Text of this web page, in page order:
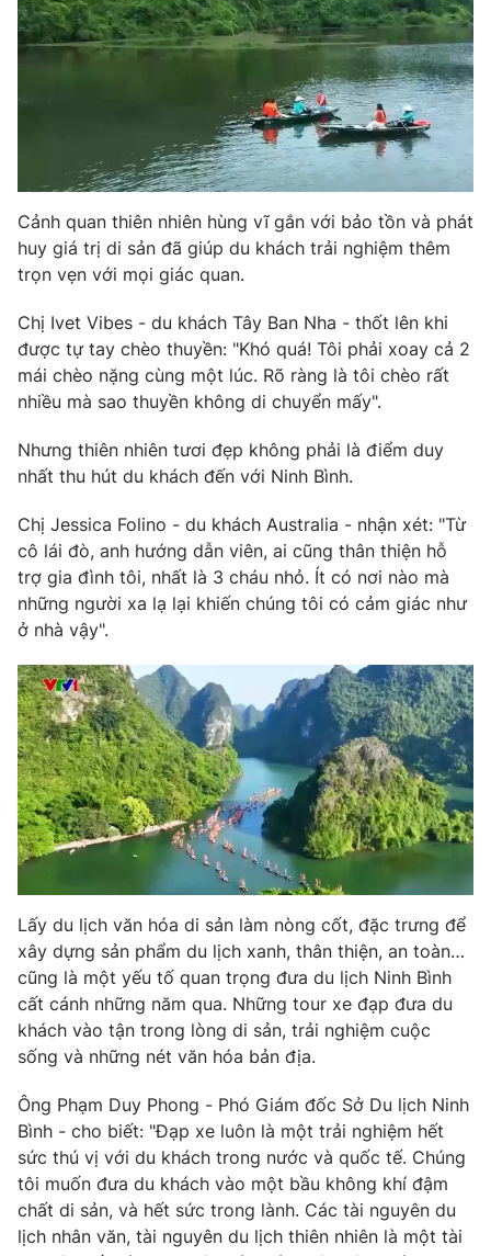
Học trực tuyến
Hitech Công nghệ tương lai
Giao lưu trực tuyến
Emagazine Podcast
Infographic
Video Shorts video
VTV Money VTV Thể thao
Thị trường 24h Tấm lòng Việt
VTV4
VTV9 VTV8
Liên hệ tòa soạn English
THỜI BÁO VTV
Theo dõi báo trên
Cơ quan chủ quản:Đài Truyền hình Việt Nam
Cơ quan báo chí:
Thời báo VTV
Giấy phép hoạt động báo in và báo điện tử số 483/GP-BTTTT
cấp ngày 29/12/2023
Tổng Biên tập:Vũ Thanh Thủy
Phó Tổng Biên tập: Nguyễn Thị Mỹ Hạnh, Phạm Quốc Thắng,
Nguyễn Trọng Ninh
Tổng đài VTV:024.38 355 931 - 024.38 355 932
Cảnh quan thiên nhiên hùng vĩ gắn với bảo tồn và phát
huy giá trị di sản đã giúp du khách trải nghiệm thêm
trọn vẹn với mọi giác quan.
Chị Ivet Vibes - du khách Tây Ban Nha - thốt lên khi
được tự tay chèo thuyền: "Khó quá! Tôi phải xoay cả 2
mái chèo nặng cùng một lúc. Rõ ràng là tôi chèo rất
nhiều mà sao thuyền không di chuyển mấy".
Nhưng thiên nhiên tươi đẹp không phải là điểm duy
nhất thu hút du khách đến với Ninh Bình.
Chị Jessica Folino - du khách Australia - nhận xét: "Từ
cô lái đò, anh hướng dẫn viên, ai cũng thân thiện hỗ
trợ gia đình tôi, nhất là 3 cháu nhỏ. Ít có nơi nào mà
những người xa lạ lại khiến chúng tôi có cảm giác như
ở nhà vậy".
Lấy du lịch văn hóa di sản làm nòng cốt, đặc trưng để
xây dựng sản phẩm du lịch xanh, thân thiện, an toàn…
cũng là một yếu tố quan trọng đưa du lịch Ninh Bình
cất cánh những năm qua. Những tour xe đạp đưa du
khách vào tận trong lòng di sản, trải nghiệm cuộc
sống và những nét văn hóa bản địa.
Ông Phạm Duy Phong - Phó Giám đốc Sở Du lịch Ninh
Bình - cho biết: "Đạp xe luôn là một trải nghiệm hết
sức thú vị với du khách trong nước và quốc tế. Chúng
tôi muốn đưa du khách vào một bầu không khí đậm
chất di sản, và hết sức trong lành. Các tài nguyên du
lịch nhân văn, tài nguyên du lịch thiên nhiên là một tài